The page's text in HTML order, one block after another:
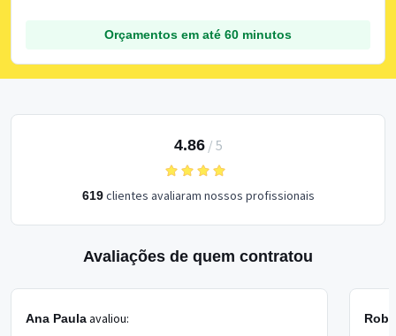
Orçamentos em até 60 minutos
4.86/ 5
619clientes avaliaram nossos profissionais
Avaliações de quem contratou
Ana Paulaavaliou: